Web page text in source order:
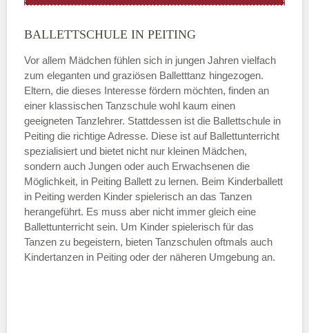
—
ÖFFNUNGSZEITEN HINZUFÜGEN
Freitag
—
ÖFFNUNGSZEITEN HINZUFÜGEN
Samstag
BALLETTSCHULE IN PEITING
Vor allem Mädchen fühlen sich in jungen Jahren vielfach
zum eleganten und graziösen Balletttanz hingezogen.
Eltern, die dieses Interesse fördern möchten, finden an
einer klassischen Tanzschule wohl kaum einen
geeigneten Tanzlehrer. Stattdessen ist die Ballettschule in
Peiting die richtige Adresse. Diese ist auf Ballettunterricht
spezialisiert und bietet nicht nur kleinen Mädchen,
sondern auch Jungen oder auch Erwachsenen die
Möglichkeit, in Peiting Ballett zu lernen. Beim Kinderballett
in Peiting werden Kinder spielerisch an das Tanzen
herangeführt. Es muss aber nicht immer gleich eine
Ballettunterricht sein. Um Kinder spielerisch für das
Tanzen zu begeistern, bieten Tanzschulen oftmals auch
Kindertanzen in Peiting oder der näheren Umgebung an.